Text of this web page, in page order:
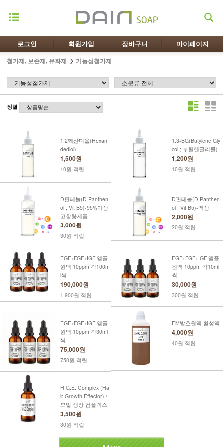
로그인 회원가입 장바구니 마이페이지
첨가제, 보존제, 유화제 기능성첨가제
정렬
1.2헥산디올(Hexan
dediol)
1,500원
10원 적립
1.3-BG(Butylene Gly
col ; 부틸렌글리콜)
1,200원
10원 적립
D판테놀(D Panthen
ol ; Vit B5)-95%이상
고함량제품
3,000원
30원 적립
D판테놀(D Panthen
ol ; Vit B5)-액상
2,000원
20원 적립
EGF+FGF+IGF 앰플
원액 10ppm 각100m
l씩
190,000원
1,900원 적립
EGF+FGF+IGF 앰플
원액 10ppm 각10ml
씩
30,000원
300원 적립
EGF+FGF+IGF 앰플
원액 10ppm 각30ml
씩
75,000원
750원 적립
EM발효원액 활성액
4,000원
40원 적립
H.G.E. Complex (Ha
ir Growth Effector) /
모발 생장 컴플렉스
3,500원
30원 적립